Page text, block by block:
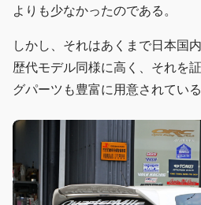
よりも少なかったのである。
しかし、それはあくまで日本国
歴代モデル同様に高く、それを
グパーツも豊富に用意されている